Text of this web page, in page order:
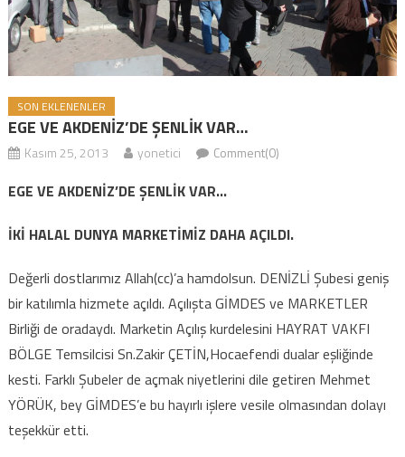
SON EKLENENLER
EGE VE AKDENİZ’DE ŞENLİK VAR…
Kasım 25, 2013 yonetici Comment(0)
EGE VE AKDENİZ’DE ŞENLİK VAR…
İKİ HALAL DUNYA MARKETİMİZ DAHA AÇILDI.
Değerli dostlarımız Allah(cc)’a hamdolsun. DENİZLİ Şubesi geniş
bir katılımla hizmete açıldı. Açılışta GİMDES ve MARKETLER
Birliği de oradaydı. Marketin Açılış kurdelesini HAYRAT VAKFI
BÖLGE Temsilcisi Sn.Zakir ÇETİN,Hocaefendi dualar eşliğinde
kesti. Farklı Şubeler de açmak niyetlerini dile getiren Mehmet
YÖRÜK, bey GİMDES’e bu hayırlı işlere vesile olmasından dolayı
teşekkür etti.